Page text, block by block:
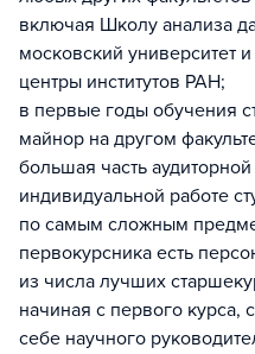
включая Школу анализа
московский университет
центры институтов РАН;
в первые годы обучения
майнор на другом
большая часть
индивидуальной работе
по самым сложным
первокурсника есть
из числа лучших
начиная с первого курса,
себе научного